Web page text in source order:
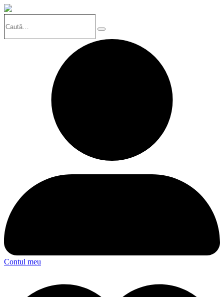
Search
Contul meu